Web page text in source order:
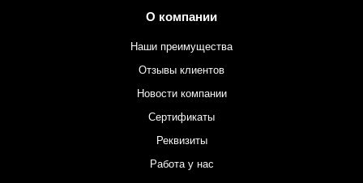
О компании
Наши преимущества
Отзывы клиентов
Новости компании
Сертификаты
Реквизиты
Работа у нас